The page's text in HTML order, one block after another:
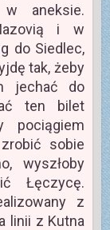
aneksie.
i w
do Siedlec,
tak, żeby
jechać do
ten bilet
pociągiem
sobie
wyszłoby
Łęczycę.
z
linii z Kutna